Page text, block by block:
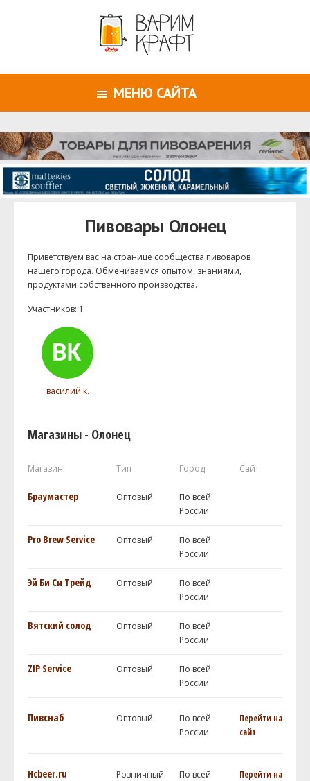
МЕНЮ САЙТА
Пивовары Олонец
Приветствуем ваc на странице сообщества пивоваров
нашего города. Обмениваемся опытом, знаниями,
продуктами собственного производства.
Участников: 1
василий к.
Магазины - Олонец
Магазин Тип Город Сайт
Браумастер Оптовый
По всей
России
Pro Brew Service Оптовый
По всей
России
Эй Би Си Трейд Оптовый
По всей
России
Вятский солод Оптовый
По всей
России
ZIP Service Оптовый
По всей
России
Пивснаб Оптовый
По всей
России
Перейти на
сайт
Hcbeer.ru Розничный
По всей
Перейти на